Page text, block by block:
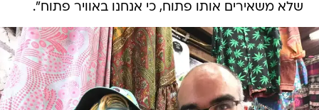
שלא משאירים אותו פתוח, כי אנחנו באוויר פתוח".